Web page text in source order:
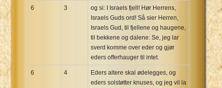
6 3
og si: I Israels fjell! Hør Herrens,
Israels Guds ord! Så sier Herren,
Israels Gud, til fjellene og haugene,
til bekkene og dalene: Se, jeg lar
sverd komme over eder og gjør
eders offerhauger til intet.
6 4
Eders altere skal ødelegges, og
eders solstøtter knuses, og jeg vil la